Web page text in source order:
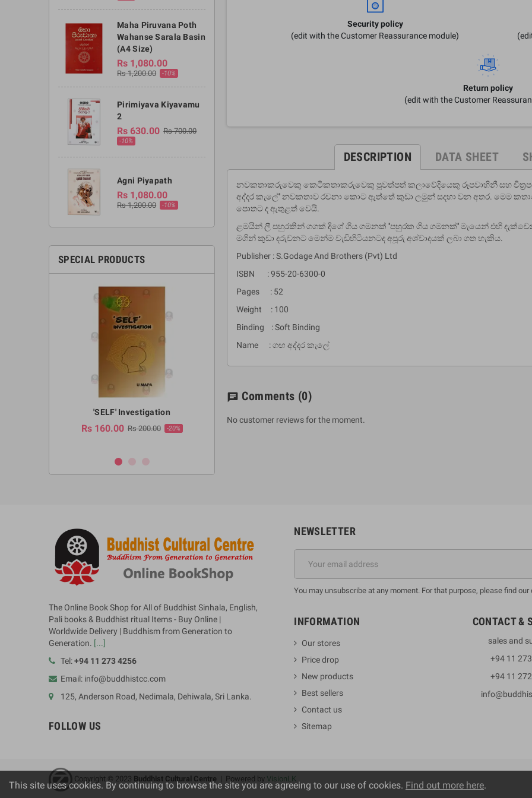
Maha Piruvana Poth
Wahanse Sarala Basin
(A4 Size)
Rs 1,080.00
Rs 1,200.00 -10%
Pirimiyava Kiyavamu
2
Rs 630.00 Rs 700.00
-10%
Agni Piyapath
Rs 1,080.00
Rs 1,200.00 -10%
SPECIAL PRODUCTS
'SELF' Investigation
Rs 160.00 Rs 200.00 -20%
Poth Wahanse
Security policy
(edit with the Customer Reassurance module)
Return policy
(edit with the Customer
DESCRIPTION DATA SHEET
නවකතාකරුවෙකු කෙටිකතාකරුවෙකු පුවත්පත් කලාවේදියෙකු රූපවාහිනී සහ
අද්දර කැලේ'' නවකතාව රචනා කොට ඇත්තේ කුඩා ලමුන් සදහා වන අතර. මෙම
පොතට ද ඇතුළත් වෙයි.
ළමයින් ලී පහුරකින් ගගක් දිගේ ගිය ගමනක් ''පහුරක ගිය ගමනක්'' මැයෙන් එහි
මගින් කුඩා දරුවනට මෙන්ම වැඩිහිටියනටද අපූරු අශ්වාදයක් ලබා ගත හැකිය.
Publisher : S.Godage And Brothers (Pvt) Ltd
ISBN : 955-20-6300-0
Pages : 52
Weight : 100
Binding : Soft Binding
Name : ගඟ අද්දර කැලේ
chat Comments (0)
No customer reviews for the moment.
The Online Book Shop for All of Buddhist Sinhala, English,
Pali books & Buddhist ritual Items - Buy Online |
Worldwide Delivery | Buddhism from Generation to
Generation. [...]
Tel:+94 11 273 4256
Email: info@buddhistcc.com
125, Anderson Road, Nedimala, Dehiwala, Sri Lanka.
FOLLOW US
NEWSLETTER
You may unsubscribe at any moment. For that purpose, please find
INFORMATION
Our stores
Price drop
New products
Best sellers
Contact us
Sitemap
CONTACT &
sales and
+94 11
+94 11
Copyright © 2023 Buddhist Cultural Centre | Powered by VisionLK
This site uses cookies. By continuing to browse the site you are agreeing to our use of cookies. Find out more here.